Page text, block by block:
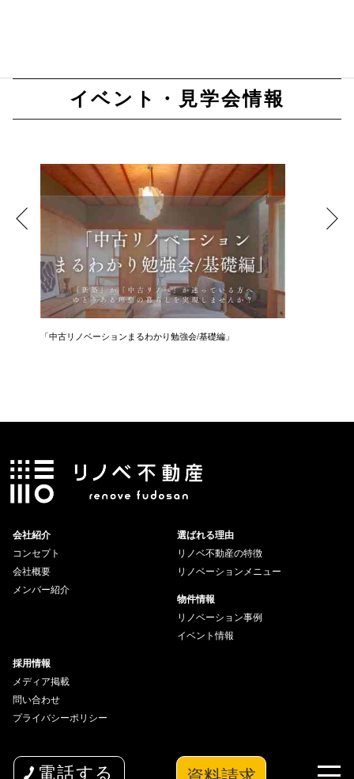
電話する
イベント・見学会情報
「中古リノベーションまるわかり勉強会/基礎編」
会社紹介
コンセプト
会社概要
メンバー紹介
選ばれる理由
リノベ不動産の特徴
リノベーションメニュー
物件情報
リノベーション事例
イベント情報
採用情報
メディア掲載
問い合わせ
プライバシーポリシー